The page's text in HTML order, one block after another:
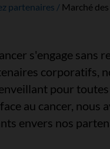
partenaires Marché
s'engage sans
corporatifs,
pour
au cancer, nous
envers nos